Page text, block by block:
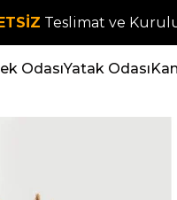
Teslimat ve
OdasıYatak Odası